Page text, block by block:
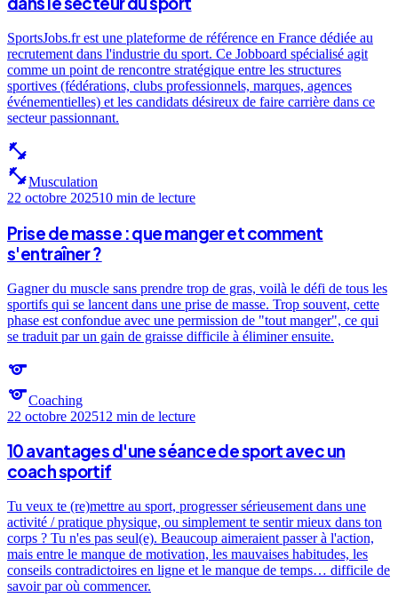
SportsJobs.fr est une plateforme de référence en France dédiée au
recrutement dans l'industrie du sport. Ce Jobboard spécialisé agit
comme un point de rencontre stratégique entre les structures
sportives (fédérations, clubs professionnels, marques, agences
événementielles) et les candidats désireux de faire carrière dans ce
secteur passionnant.
fitness_center
fitness_centerMusculation
22 octobre 202510 min de lecture
Prise de masse : que manger et comment
s'entraîner ?
Gagner du muscle sans prendre trop de gras, voilà le défi de tous les
sportifs qui se lancent dans une prise de masse. Trop souvent, cette
phase est confondue avec une permission de "tout manger", ce qui
se traduit par un gain de graisse difficile à éliminer ensuite.
sports
sportsCoaching
22 octobre 202512 min de lecture
10 avantages d'une séance de sport avec un
coach sportif
Tu veux te (re)mettre au sport, progresser sérieusement dans une
activité / pratique physique, ou simplement te sentir mieux dans ton
corps ? Tu n'es pas seul(e). Beaucoup aimeraient passer à l'action,
mais entre le manque de motivation, les mauvaises habitudes, les
conseils contradictoires en ligne et le manque de temps… difficile de
savoir par où commencer.